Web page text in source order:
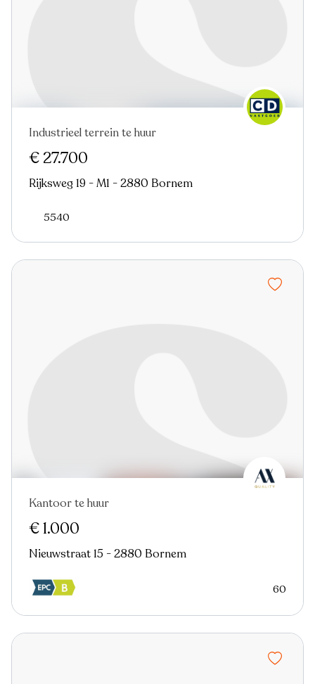
Virtual tour
Industrieel terrein te huur
€ 27.700
Rijksweg 19 - M1 - 2880 Bornem
5540
Kantoor te huur
€ 1.000
Nieuwstraat 15 - 2880 Bornem
60